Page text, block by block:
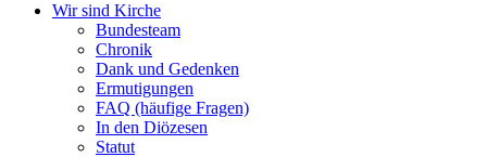
Wir sind Kirche
Bundesteam
Chronik
Dank und Gedenken
Ermutigungen
FAQ (häufige Fragen)
In den Diözesen
Statut